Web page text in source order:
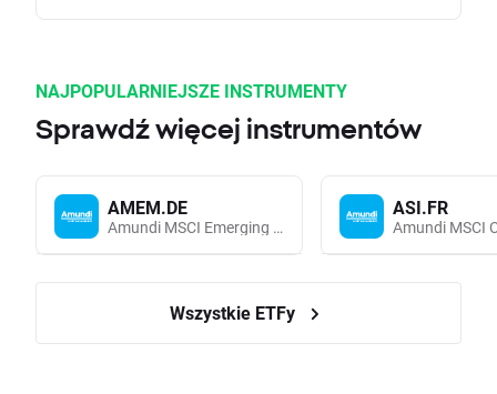
NAJPOPULARNIEJSZE INSTRUMENTY
Sprawdź więcej instrumentów
AMEM.DE
Amundi MSCI Emerging Markets UCITS (Acc EUR)
ASI.FR
Wszystkie ETFy